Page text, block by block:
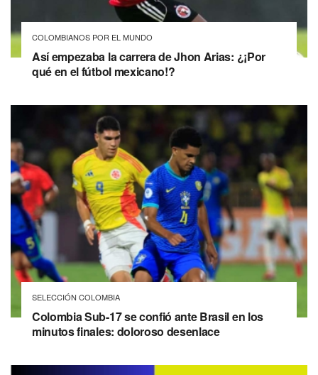
COLOMBIANOS POR EL MUNDO
Así empezaba la carrera de Jhon Arias: ¿¡Por
qué en el fútbol mexicano!?
SELECCIÓN COLOMBIA
Colombia Sub-17 se confió ante Brasil en los
minutos finales: doloroso desenlace